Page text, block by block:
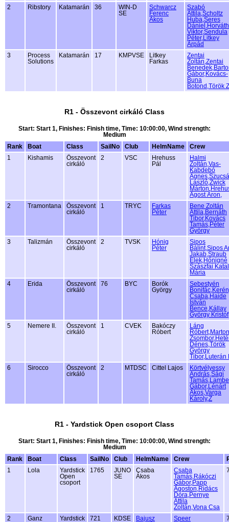
2
Ribstory Katamarán 36
WIN-D
SE
Schwarcz
Ferenc
Ákos
Szabó
Attila,Scholtz
Huba,Seres
Dániel,Horváth
Viktor,Sendula
Péter,Litkey
Árpád
3
Process
Solutions
Katamarán 17 KMPVSE
Litkey
Farkas
Zentai
Zoltán,Zentai
Gábor,Kovács-
Buna
Botond,Török Z
R1 - Összevont cirkáló Class
Start: Start 1, Finishes: Finish time, Time: 10:00:00, Wind strength:
Medium
Rank
Boat Class SailNo Club HelmName
Crew
1
Kishamis
Összevont
cirkáló
2 VSC
Hrehuss
Pál
Halmi
Zoltán,Vas-
Kabdebó
László,Zwick
Ágost Áron,
2
Tramontana
Összevont
cirkáló
1 TRYC
Farkas
Péter
Bene Zoltán
Attila,Bernáth
Tibor,Kovács
Tamás,Péter
György
3
Talizmán
Összevont
cirkáló
2 TVSK
Hónig
Péter
Sipos
Bálint,Sipos
Jakab,Straub
Elek,Hónigné
Szászfai
Mária
4
Erida
Összevont
cirkáló
76 BYC
Borók
György
Sebestyén
Csaba,Haide
István
Bence,Kállay
György Kristóf
5
Nemere II.
Összevont
cirkáló
1 CVEK
Bakóczy
Róbert
Láng
Róbert,Marton
Dénes,Török
György
Tibor,Luterán
6
Sirocco
Összevont
cirkáló
2 MTDSC Cittel Lajos
Körtvélyessy
András,Sági
Gábor,Lénárt
Ákos,Varga
Károly,Z
R1 - Yardstick Open csoport Class
Start: Start 1, Finishes: Finish time, Time: 10:00:00, Wind strength:
Medium
Rank
Boat Class SailNo Club HelmName Crew
1
Lola
Yardstick
Open
csoport
1765
JUNO
SE
Csaba
Ákos
Csaba
Tamás,Rákóczi
Gábor,Papp
Ágoston,Ridács
Dóra,Pernye
Attila
Zoltán,Vona Csa
2
Ganz
Yardstick
721 KDSE
Bajusz
Speer